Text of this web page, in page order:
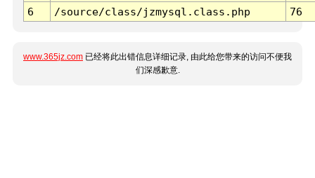
6
/source/class/jzmysql.class.php 76
www.365jz.com 已经将此出错信息详细记录, 由此给您带来的访问不便我
们深感歉意.